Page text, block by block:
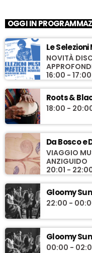
OGGI IN
Le
NOVITÀ
16:00 - 17:00
Roots &
18:00 -
Da Bosco e
VIAGGIO
ANZIGUIDO
20:01 -
Gloomy
22:00 -
Gloomy
00:00 -